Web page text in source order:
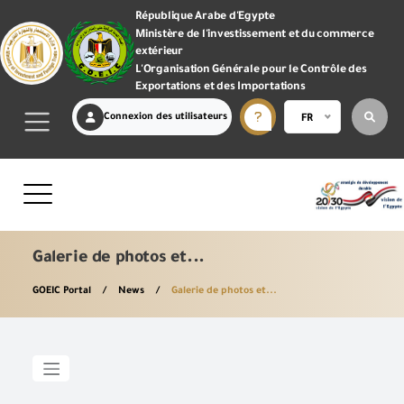
République Arabe d'Egypte
Ministère de l'investissement et du commerce
extérieur
L'Organisation Générale pour le Contrôle des
Exportations et des Importations
Connexion des utilisateurs FR
Galerie de photos et...
GOEIC Portal News Galerie de photos et...